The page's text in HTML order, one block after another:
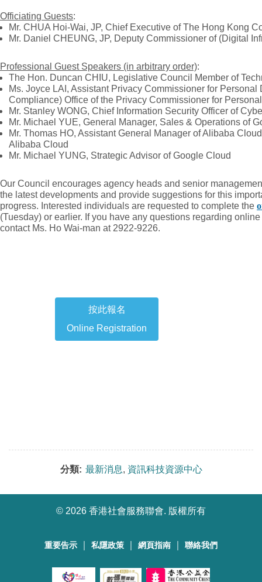
Officiating Guests:
Mr. CHUA Hoi-Wai, JP, Chief Executive of The Hong Kong
Mr. Daniel CHEUNG, JP, Deputy Commissioner of (Digital
Professional Guest Speakers (in arbitrary order):
The Hon. Duncan CHIU, Legislative Council Member of
Ms. Joyce LAI, Assistant Privacy Commissioner for
Compliance) Office of the Privacy Commissioner for
Mr. Stanley WONG, Chief Information Security Officer of
Mr. Michael YUE, General Manager, Sales & Operations of
Mr. Thomas HO, Assistant General Manager of Alibaba
Alibaba Cloud
Mr. Michael YUNG, Strategic Advisor of Google Cloud
Our Council encourages agency heads and senior
the latest developments and provide suggestions for this
progress. Interested individuals are requested to complete the
(Tuesday) or earlier. If you have any questions regarding
contact Ms. Ho Wai-man at 2922-9226.
按此報名
Online Registration
分類: 最新消息, 資訊科技資源中心
© 2026 香港社會服務聯會. 版權所有
重要告示 私隱政策 網頁指南 聯絡我們